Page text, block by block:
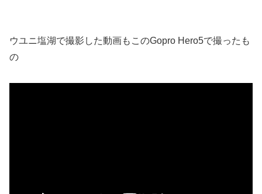
ウユニ塩湖で撮影した動画もこのGopro Hero5で撮ったも
の